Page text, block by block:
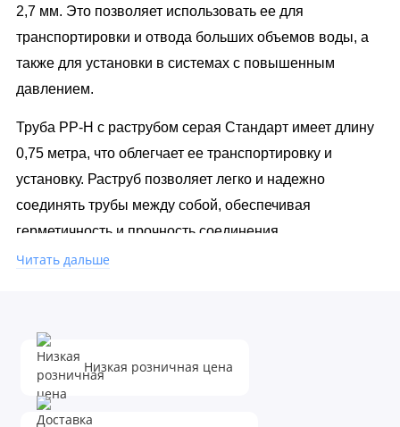
2,7 мм. Это позволяет использовать ее для
транспортировки и отвода больших объемов воды, а
также для установки в системах с повышенным
давлением.
Труба PP-H с раструбом серая Стандарт имеет длину
0,75 метра, что облегчает ее транспортировку и
установку. Раструб позволяет легко и надежно
соединять трубы между собой, обеспечивая
герметичность и прочность соединения.
Преимущества данной трубы включают ее
механических повреждений. Она не подвержена
коррозии и не ржавеет, что обеспечивает ее
долговечность и надежность в эксплуатации.
Читать дальше
Низкая розничная цена